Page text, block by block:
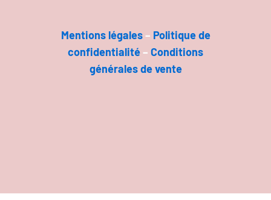
Mentions légales– Politique de
confidentialité– Conditions
générales de vente